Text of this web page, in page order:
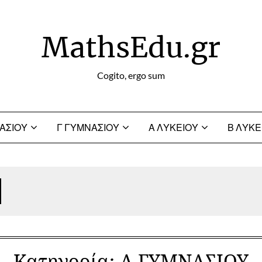
MathsEdu.gr
Cogito, ergo sum
Γ ΓΥΜΝΑΣΙΟΥ Α ΛΥΚΕΙΟΥ Β